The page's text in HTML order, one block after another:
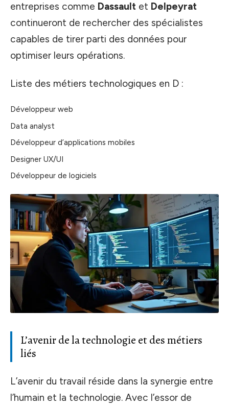
entreprises comme Dassault et Delpeyrat
continueront de rechercher des spécialistes
capables de tirer parti des données pour
optimiser leurs opérations.
Liste des métiers technologiques en D :
Développeur web
Data analyst
Développeur d’applications mobiles
Designer UX/UI
Développeur de logiciels
L’avenir de la technologie et des métiers
liés
L’avenir du travail réside dans la synergie entre
l’humain et la technologie. Avec l’essor de